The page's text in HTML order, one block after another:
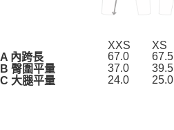
XXS XS
A 內跨長
67.0 67.5
B 臀圍平量
37.0 39.5
C 大腿平量
24.0 25.0